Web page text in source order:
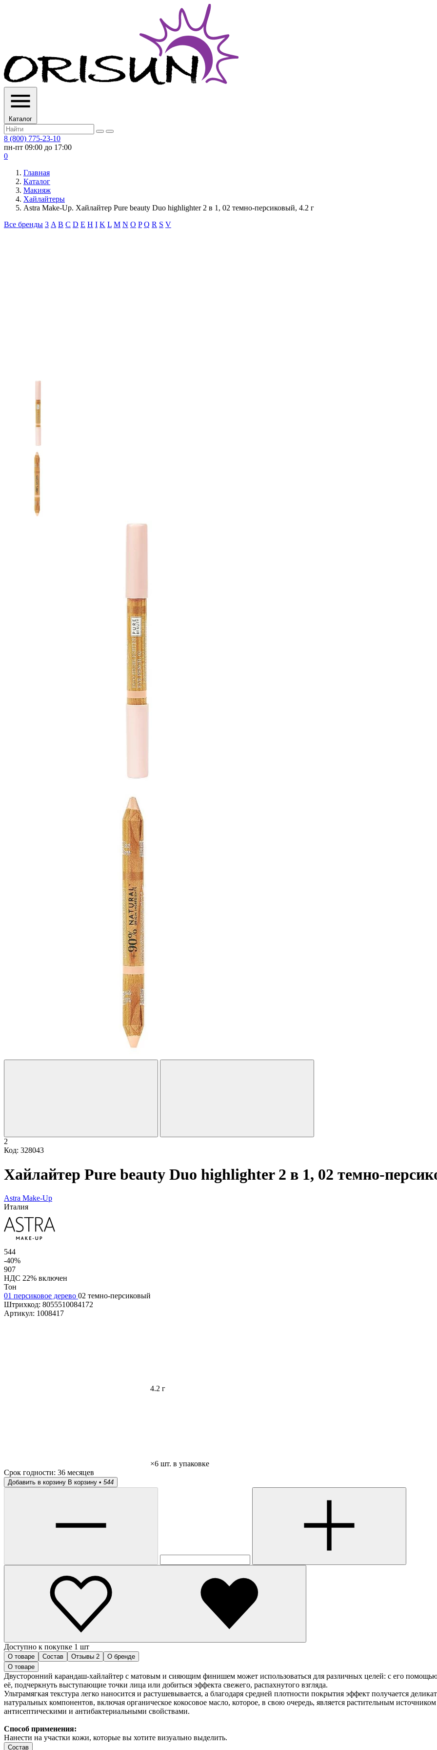
Каталог
8 (800) 775-23-10
пн-пт 09:00 до 17:00
0
Главная
Каталог
Макияж
Хайлайтеры
Astra Make-Up. Хайлайтер Pure beauty Duo highlighter 2 в 1, 02 темно-персиковый, 4.2 г
Все бренды 3 A B C D E H I K L M N O P Q R S V
2
Код: 328043
Хайлайтер Pure beauty Duo highlighter 2 в 1, 02 темно-
Astra Make-Up
Италия
544
-40%
907
НДС 22% включен
Тон
01 персиковое дерево 02 темно-персиковый
Штрихкод: 8055510084172
Артикул: 1008417
4.2 г
×6 шт. в упаковке
Срок годности: 36 месяцев
Добавить в корзину В корзину • 544
Доступно к покупке 1 шт
О товаре Состав Отзывы 2
О бренде
О товаре
Двусторонний карандаш-хайлайтер с матовым и сияющим финишем может использоваться для различных целей: с его
её, подчеркнуть выступающие точки лица или добиться эффекта свежего, распахнутого взгляда.
Ультрамягкая текстура легко наносится и растушевывается, а благодаря средней плотности покрытия эффект получается
натуральных компонентов, включая органическое кокосовое масло, которое, в свою очередь, является растительным
антисептическими и антибактериальными свойствами.
Способ применения:
Нанести на участки кожи, которые вы хотите визуально выделить.
Состав